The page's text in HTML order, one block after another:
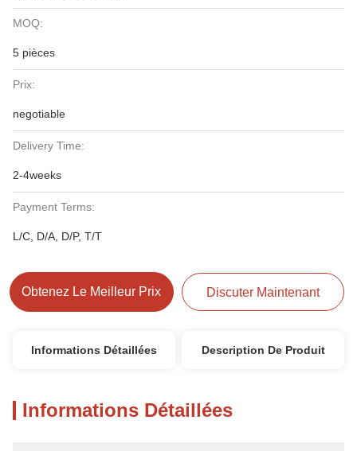
MOQ:
5 pièces
Prix:
negotiable
Delivery Time:
2-4weeks
Payment Terms:
L/C, D/A, D/P, T/T
Obtenez Le Meilleur Prix Discuter Maintenant
Informations Détaillées Description De Produit
Informations Détaillées